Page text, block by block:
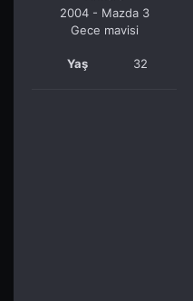
2004 - Mazda 3
Gece mavisi
Yaş 32